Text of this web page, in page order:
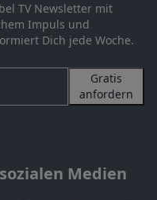
TV Newsletter mit
Impuls und
Dich jede Woche.
Gratis
anfordern
Medien